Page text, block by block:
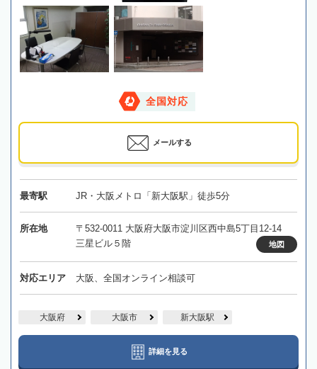
全国対応
メールする
最寄駅 JR・大阪メトロ「新大阪駅」徒歩5分
所在地
〒532-0011 大阪府大阪市淀川区西中島5丁目12-14
三星ビル５階
地図
対応エリア 大阪、全国オンライン相談可
大阪府 大阪市 新大阪駅
詳細を見る